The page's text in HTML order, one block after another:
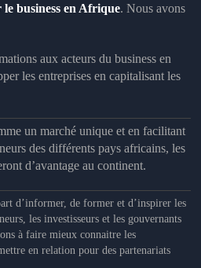
le business en Afrique.Nous avons
aux acteurs du business en
les entreprises en capitalisant les
un marché unique et en facilitant
des différents pays africains, les
d’avantage au continent.
d’informer, de former et d’inspirer les
les investisseurs et les gouvernants
à faire mieux connaitre les
en relation pour des partenariats